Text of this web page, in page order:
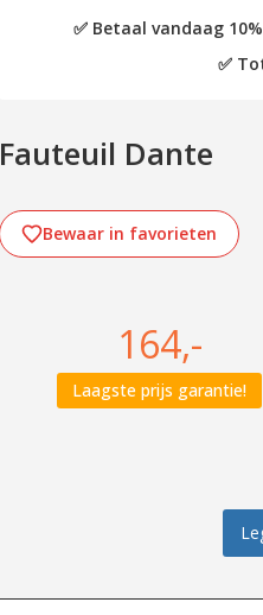
✅ Betaal vandaag
✅
Fauteuil Dante
Bewaar in favorieten
164,-
Laagste prijs garantie!